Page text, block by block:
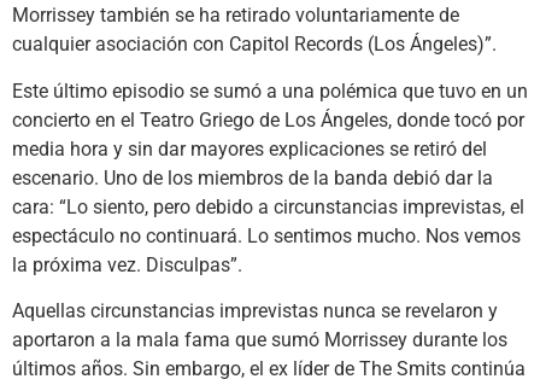
Morrissey también se ha retirado voluntariamente de
cualquier asociación con Capitol Records (Los Ángeles)”.
Este último episodio se sumó a una polémica que tuvo en un
concierto en el Teatro Griego de Los Ángeles, donde tocó por
media hora y sin dar mayores explicaciones se retiró del
escenario. Uno de los miembros de la banda debió dar la
cara: “Lo siento, pero debido a circunstancias imprevistas, el
espectáculo no continuará. Lo sentimos mucho. Nos vemos
la próxima vez. Disculpas”.
Aquellas circunstancias imprevistas nunca se revelaron y
aportaron a la mala fama que sumó Morrissey durante los
últimos años. Sin embargo, el ex líder de The Smits continúa